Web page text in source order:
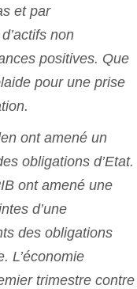
et par
non
positives. Que
pour une prise
ont amené un
obligations d’Etat.
ont amené une
d’une
des obligations
L’économie
trimestre contre